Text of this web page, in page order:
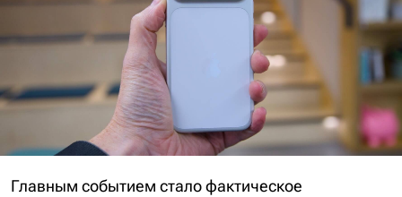
Главным событием стало фактическое